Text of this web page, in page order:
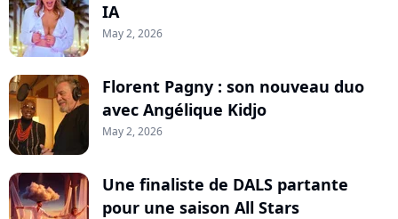
IA
May 2, 2026
Florent Pagny : son nouveau duo
avec Angélique Kidjo
May 2, 2026
Une finaliste de DALS partante
pour une saison All Stars